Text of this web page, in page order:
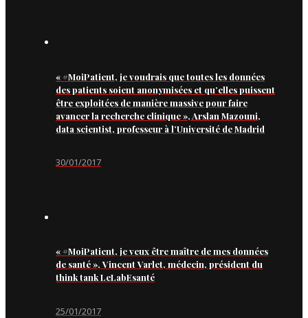
« #MoiPatient, je voudrais que toutes les données
des patients soient anonymisées et qu’elles puissent
être exploitées de manière massive pour faire
avancer la recherche clinique », Arslan Mazouni,
data scientist, professeur à l’Université de Madrid
30/01/2017
« #MoiPatient, je veux être maître de mes données
de santé », Vincent Varlet, médecin, président du
think tank LeLabEsanté
25/01/2017